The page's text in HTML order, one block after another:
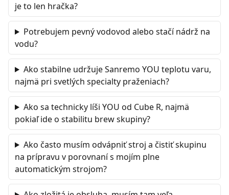
je to len hračka?
Potrebujem pevný vodovod alebo stačí nádrž na
vodu?
Ako stabilne udržuje Sanremo YOU teplotu varu,
najmä pri svetlých specialty praženiach?
Ako sa technicky líši YOU od Cube R, najmä
pokiaľ ide o stabilitu brew skupiny?
Ako často musím odvápniť stroj a čistiť skupinu
na prípravu v porovnaní s mojím plne
automatickým strojom?